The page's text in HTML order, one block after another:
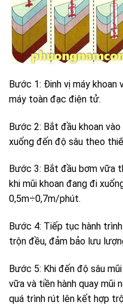
Bước 1: Đinh vị máy khoan
máy toàn đạc điện tử.
Bước 2: Bắt đầu khoan
xuống đến độ sâu theo
Bước 3: Bắt đầu bơm vữa
khi mũi khoan đang đi
0,5m÷0,7m/phút.
Bước 4: Tiếp tục hành
trộn đều, đảm bảo lưu
Bước 5: Khi đến độ sâu
vữa và tiền hành quay mũi
quá trình rút lên kết hợp